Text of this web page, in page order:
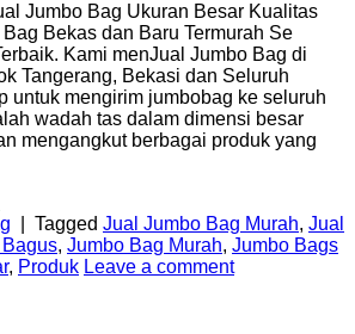
Jumbo Bag Ukuran Besar Kualitas
Bekas dan Baru Termurah Se
Kami menJual Jumbo Bag di
Tangerang, Bekasi dan Seluruh
untuk mengirim jumbobag ke seluruh
wadah tas dalam dimensi besar
mengangkut berbagai produk yang
Tagged Jual Jumbo Bag Murah, Jual
, Jumbo Bag Murah, Jumbo Bags
, Produk Leave a comment